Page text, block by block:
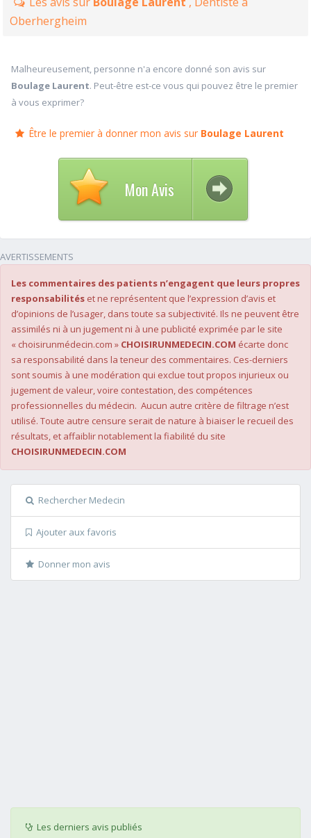
Oberhergheim
Malheureusement, personne n'a encore donné son avis sur
Boulage Laurent. Peut-être est-ce vous qui pouvez être le premier
à vous exprimer?
Être le premier à donner mon avis sur Boulage Laurent
Mon Avis
AVERTISSEMENTS
Les commentaires des patients n’engagent que leurs propres
responsabilités et ne représentent que l’expression d’avis et
d’opinions de l’usager, dans toute sa subjectivité. Ils ne peuvent être
assimilés ni à un jugement ni à une publicité exprimée par le site
« choisirunmédecin.com » CHOISIRUNMEDECIN.COM écarte donc
sa responsabilité dans la teneur des commentaires. Ces-derniers
sont soumis à une modération qui exclue tout propos injurieux ou
jugement de valeur, voire contestation, des compétences
professionnelles du médecin. Aucun autre critère de filtrage n’est
utilisé. Toute autre censure serait de nature à biaiser le recueil des
résultats, et affaiblir notablement la fiabilité du site
CHOISIRUNMEDECIN.COM
Rechercher Medecin
Ajouter aux favoris
Donner mon avis
Les derniers avis publiés